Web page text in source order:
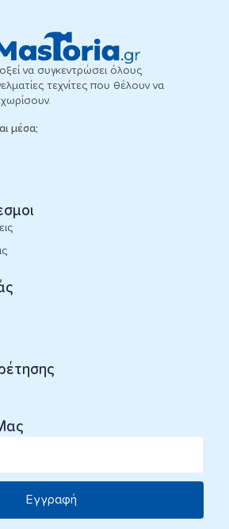
να συγκεντρώσει όλους
τεχνίτες που θέλουν να
μέσα;
Εγγραφή